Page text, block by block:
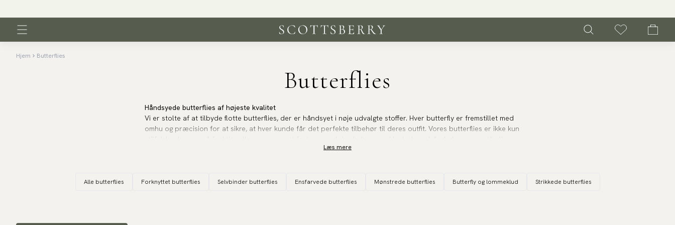
Hjem Butterflies
Butterflies
Håndsyede butterflies af højeste kvalitet
Vi er stolte af at tilbyde flotte butterflies, der er håndsyet i nøje udvalgte stoffer. Hver butterfly er fremstillet med
omhu og præcision for at sikre, at hver kunde får det perfekte tilbehør til deres outfit. Vores butterflies er ikke kun
Vi har et af verdens største online sortimenter af butterflies. Vi har alle tænkelige farver, materialer og mønstre.
Læs mere
Alle butterflies Forknyttet butterflies Selvbinder butterflies Ensfarvede butterflies Mønstrede butterflies Butterfly og lommeklud Strikkede butterflies